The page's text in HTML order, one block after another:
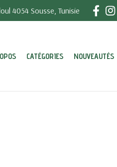
4054 Sousse, Tunisie
CATÉGORIES NOUVEAUTÉS